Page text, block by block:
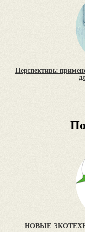
Перспективы
НОВЫЕ